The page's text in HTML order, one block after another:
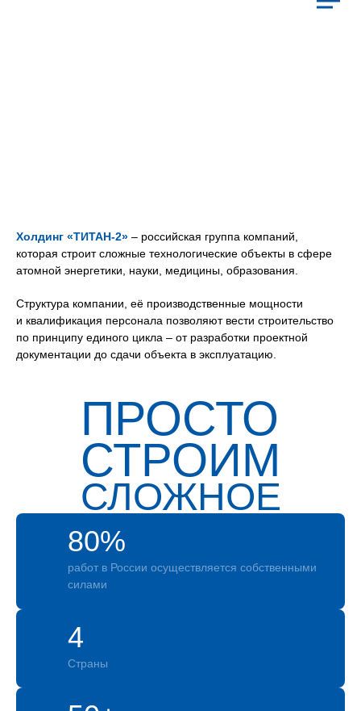
Холдинг «ТИТАН‑2» – российская группа компаний,
которая строит сложные технологические объекты в сфере
атомной энергетики, науки, медицины, образования.
Структура компании, её производственные мощности
и квалификация персонала позволяют вести строительство
по принципу единого цикла – от разработки проектной
документации до сдачи объекта в эксплуатацию.
ПРОСТО
СТРОИМ
СЛОЖНОЕ
80%
работ в России осуществляется собственными
силами
4
Страны